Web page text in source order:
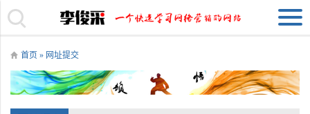
首页 » 网址提交